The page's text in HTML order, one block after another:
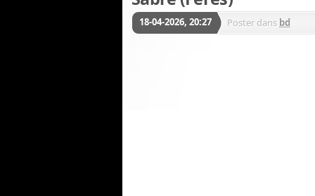
18-04-2026, 20:27 Poster dans bd